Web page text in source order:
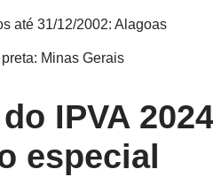
até 31/12/2002: Alagoas
Minas Gerais
IPVA
especial